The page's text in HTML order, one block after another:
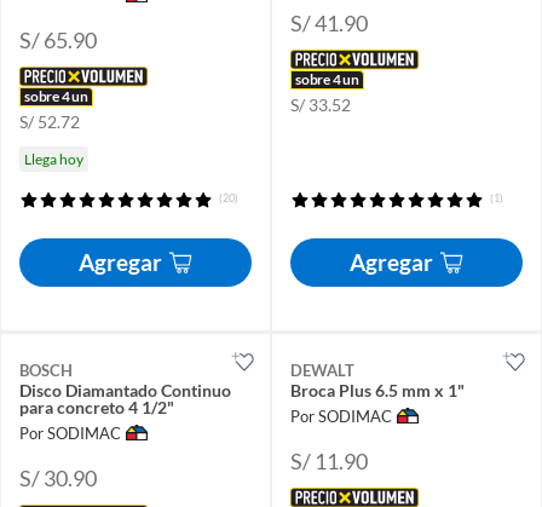
S/ 65.90
sobre 4 un
S/ 52.72
Llega hoy
(20)
Agregar
S/ 41.90
sobre 4 un
S/ 33.52
(1)
Agregar
BOSCH
Disco Diamantado Continuo
para concreto 4 1/2"
Por SODIMAC
S/ 30.90
DEWALT
Broca Plus 6.5 mm x 1"
Por SODIMAC
S/ 11.90